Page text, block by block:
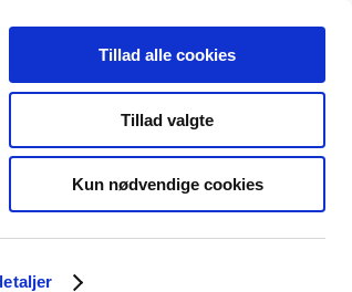
Tillad alle cookies
Tillad valgte
Kun nødvendige cookies